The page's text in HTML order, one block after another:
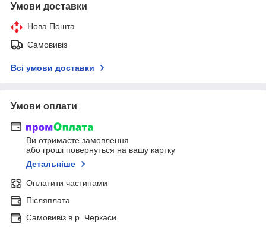
Умови доставки
Нова Пошта
Самовивіз
Всі умови доставки
Умови оплати
Ви отримаєте замовлення
або гроші повернуться на вашу картку
Детальніше
Оплатити частинами
Післяплата
Самовивіз в р. Черкаси